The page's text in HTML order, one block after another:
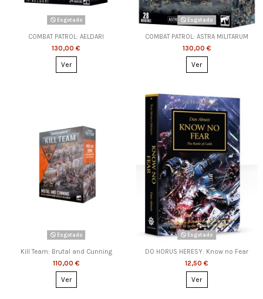
Esgotado
COMBAT PATROL: AELDARI
130,00 €
Ver
Esgotado
COMBAT PATROL: ASTRA MILITARUM
130,00 €
Ver
Esgotado
Kill Team: Brutal and Cunning
110,00 €
Ver
Esgotado
DO HORUS HERESY: Know no Fear
12,50 €
Ver